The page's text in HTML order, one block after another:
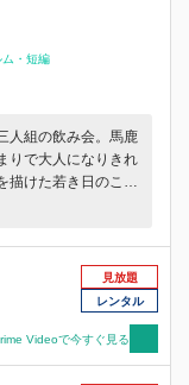
ム・短編
人組の飲み会。馬鹿
りで大人になりきれ
描けた若き日のこと
出してゆく。
見放題
レンタル
Videoで今すぐ見る